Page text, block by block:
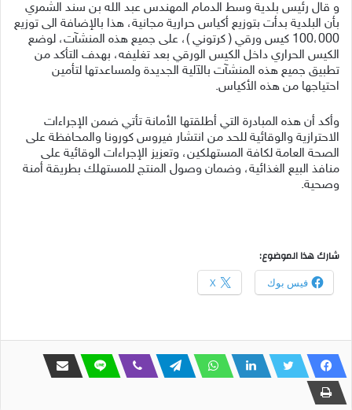
و قال رئيس بلدية وسط الدمام المهندس عبد الله بن سند الشمري
بأن البلدية بدأت بتوزيع أكياس حرارية مجانية، هذا بالإضافة الى توزيع
100،000 كيس ورقي ( كرتوني )، على جميع هذه المنشآت، لوضع
الكيس الحراري داخل الكيس الورقي بعد تغليفه، بهدف التأكد من
تطبيق جميع هذه المنشآت بالآلية الجديدة ولمساعدتها لتأمين
احتياجها من هذه الأكياس.
وأكد أن هذه المبادرة التي أطلقتها الأمانة تأتي ضمن الإجراءات
الاحترازية والوقائية للحد من انتشار فيروس كورونا والمحافظة على
الصحة العامة لكافة المستهلكين، وتعزيز الإجراءات الوقائية على
منافذ البيع الغذائية، وضمان وصول المنتج للمستهلك بطريقة أمنة
وصحية.
شارك هذا الموضوع:
فيس بوك X